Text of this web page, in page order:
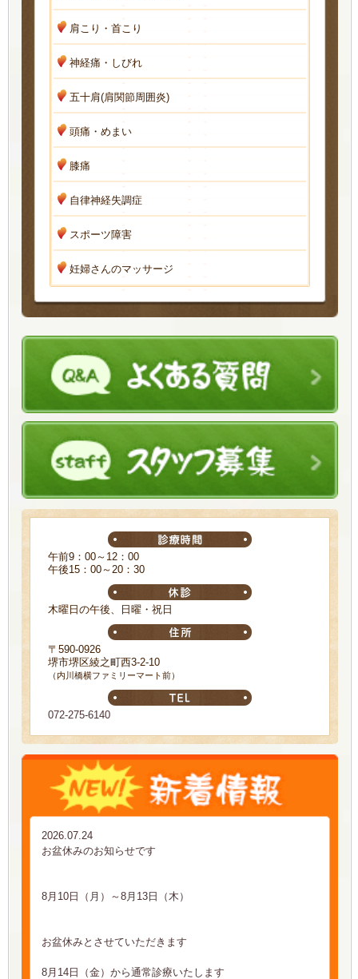
肩こり・首こり
神経痛・しびれ
五十肩(肩関節周囲炎)
頭痛・めまい
膝痛
自律神経失調症
スポーツ障害
妊婦さんのマッサージ
午前9：00～12：00
午後15：00～20：30
木曜日の午後、日曜・祝日
〒590-0926
堺市堺区綾之町西3-2-10
（内川橋横ファミリーマート前）
072-275-6140
2026.07.24
お盆休みのお知らせです
8月10日（月）～8月13日（木）
お盆休みとさせていただきます
8月14日（金）から通常診療いたします